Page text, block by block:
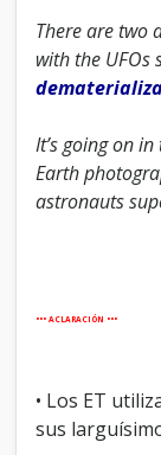
There are two
with the UFOs
It’s going on
Earth
astronauts
••• ACLARACIÓN •••
• Los ET
sus